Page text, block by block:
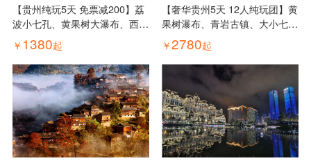
【贵州纯玩5天 免票减200】荔
波小七孔、黄果树大瀑布、西江
千户苗寨、青岩古镇（不进购物
店，真正的纯玩，住1晚西江苗
寨景区看夜景，赠送苗服换装价
值200元的旅拍代金券）
￥ 1380起
【奢华贵州5天 12人纯玩团】黄
果树瀑布、青岩古镇、大小七
孔、 西江千户苗寨、龙里水
乡、《龙里水乡·贵秀》；（五
钻酒店+ 12 人小包团，2+1排旅
游大巴）
￥2780起